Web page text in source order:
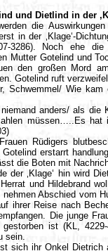
und Dietlind in der
die
in der ‚Klage‘-
3286). Noch ehe
Mutter Gotelind und
den großen Mord
Gotelind ruft
Schwemmel/ Wie
anders/ als die
müssen…..Es hat
Rüdigers
Gotelind erstarrt
die Boten mit
der ‚Klage‘ hin wird
und Hildebrand
nehmen Abschied vom
ihrer Reise nach
Die junge
gestorben ist (KL,
sein.
sich ihr Onkel Dietrich